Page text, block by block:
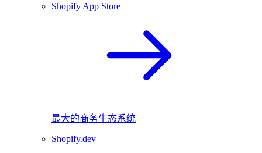
Shopify App Store
最大的商务生态系统
Shopify.dev